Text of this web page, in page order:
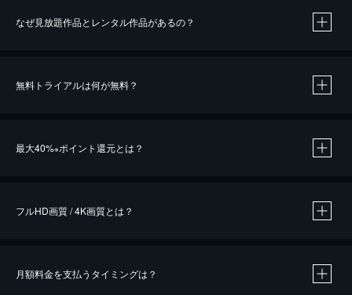
なぜ見放題作品とレンタル作品があるの？
無料トライアルは何が無料？
最大40%※ポイント還元とは？
※40％ポイント還元の対象は、クレジットカード決済による作品の購入 / レンタルです。
iOSアプリのUコイン決済による作品の購入 / レンタルは、20％のポイント還元です。
フルHD画質 / 4K画質とは？
月額料金を支払うタイミングは？